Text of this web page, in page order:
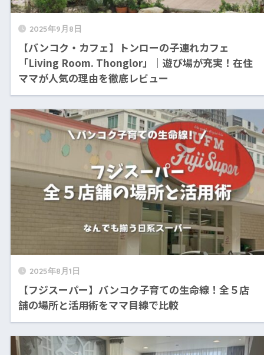
2025年9月8日
【バンコク・カフェ】トンローの子連れカフェ
「Living Room. Thonglor」｜遊び場が充実！在住
ママが人気の理由を徹底レビュー
2025年8月1日
【フジスーパー】バンコク子育ての生命線！全５店
舗の場所と活用術をママ目線で比較